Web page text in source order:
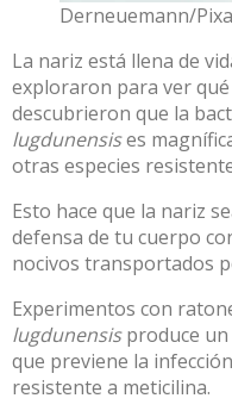
Derneuemann/
La nariz está llena de
exploraron para ver
descubrieron que la
lugdunensises
otras especies
Esto hace que la nariz
defensa de tu cuerpo
nocivos transportados
Experimentos con
lugdunensisproduce un
que previene la
resistente a meticilina.